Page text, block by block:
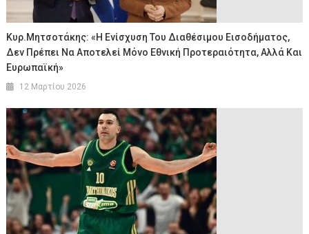
Κυρ.Μητσοτάκης: «Η Ενίσχυση Του Διαθέσιμου Εισοδήματος,
Δεν Πρέπει Να Αποτελεί Μόνο Εθνική Προτεραιότητα, Αλλά Και
Ευρωπαϊκή»
12 Μαρτίου 2026